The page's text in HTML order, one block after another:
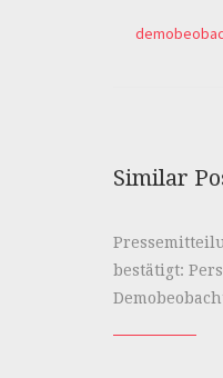
Similar
bestätigt: